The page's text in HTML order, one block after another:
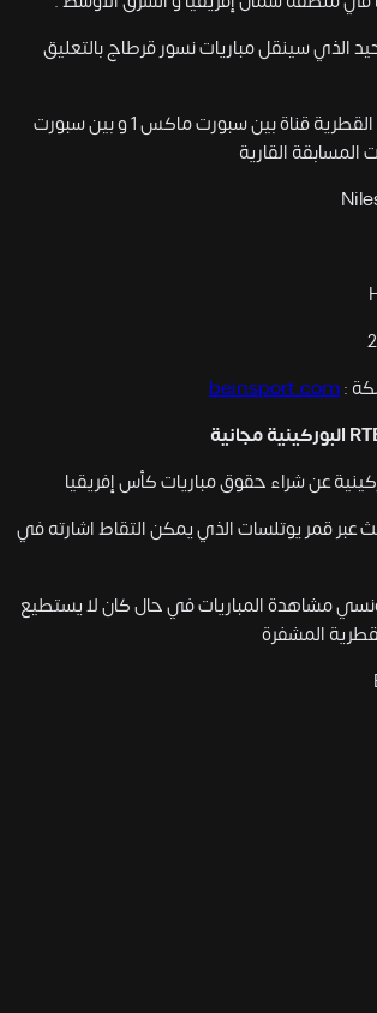
الذي سينقل مباريات نسور قرطاج بالتعليق
و قد خصصت الشبكة القطرية قناة بين سبورت ماكس 1 و بين سبورت
:
beinsport.com
عبر قمر يوتلسات الذي يمكن التقاط اشارته في
مشاهدة المباريات في حال كان لا يستطيع
المشفرة